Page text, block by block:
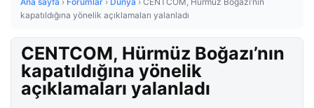
kapatıldığına yönelik açıklamaları yalanladı
CENTCOM, Hürmüz Boğazı’nın
kapatıldığına yönelik
açıklamaları yalanladı